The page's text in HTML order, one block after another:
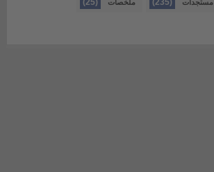
مستجدات (235) ملخصات (25)